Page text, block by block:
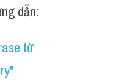
dẫn:
từ